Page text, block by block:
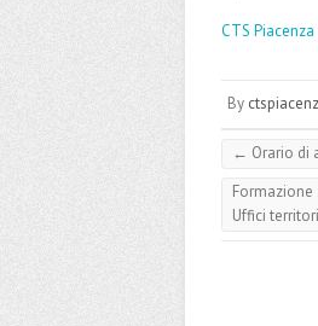
CTS
By
← Orario di
Uffici